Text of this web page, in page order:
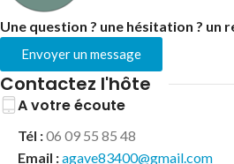
Une question ? une hésitation ? un
Envoyer un message
Contactez l'hôte
A votre écoute
Tél :06 09 55 85 48
Email :agave83400@gmail.com